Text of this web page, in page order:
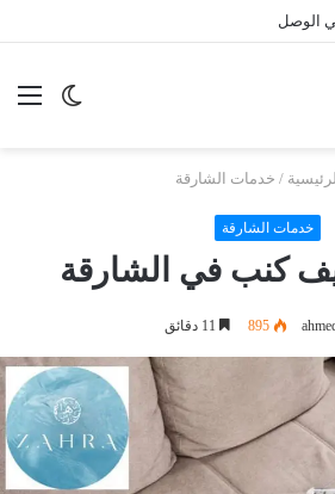
الوضع
الرئيسية / خدمات الشارقة
خدمات الشارقة
كنب في الشارقة
895